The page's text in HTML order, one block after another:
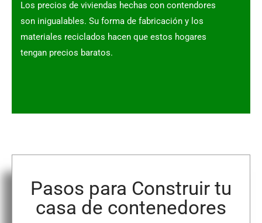
Los precios de viviendas hechas con contendores
son inigualables. Su forma de fabricación y los
materiales reciclados hacen que estos hogares
tengan precios baratos.
Pasos para Construir tu
casa de contenedores